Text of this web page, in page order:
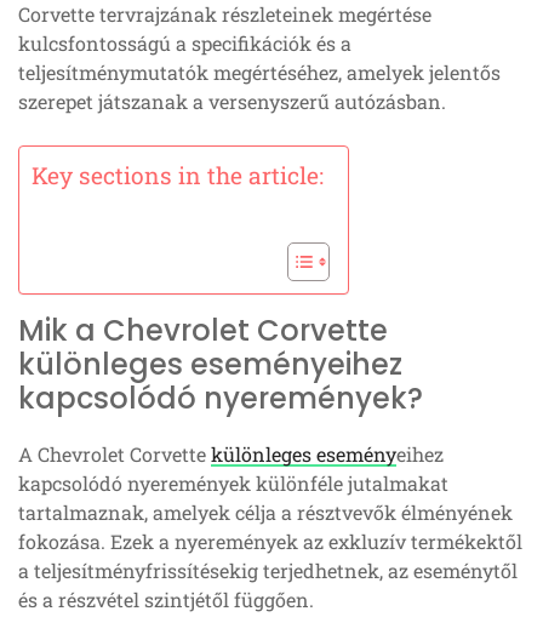
Corvette tervrajzának részleteinek megértése
kulcsfontosságú a specifikációk és a
teljesítménymutatók megértéséhez, amelyek jelentős
szerepet játszanak a versenyszerű autózásban.
Key sections in the article:
Mik a Chevrolet Corvette
különleges eseményeihez
kapcsolódó nyeremények?
A Chevrolet Corvettekülönleges eseményeihez
kapcsolódó nyeremények különféle jutalmakat
tartalmaznak, amelyek célja a résztvevők élményének
fokozása. Ezek a nyeremények az exkluzív termékektől
a teljesítményfrissítésekig terjedhetnek, az eseménytől
és a részvétel szintjétől függően.